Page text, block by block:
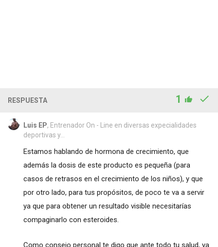
RESPUESTA 1
Luis EP, Entrenador On - Line en diversas expecialidades
deportivas y...
Estamos hablando de hormona de crecimiento, que
además la dosis de este producto es pequeña (para
casos de retrasos en el crecimiento de los niños), y que
por otro lado, para tus propósitos, de poco te va a servir
ya que para obtener un resultado visible necesitarías
compaginarlo con esteroides.
Como consejo personal te digo que ante todo tu salud, ya